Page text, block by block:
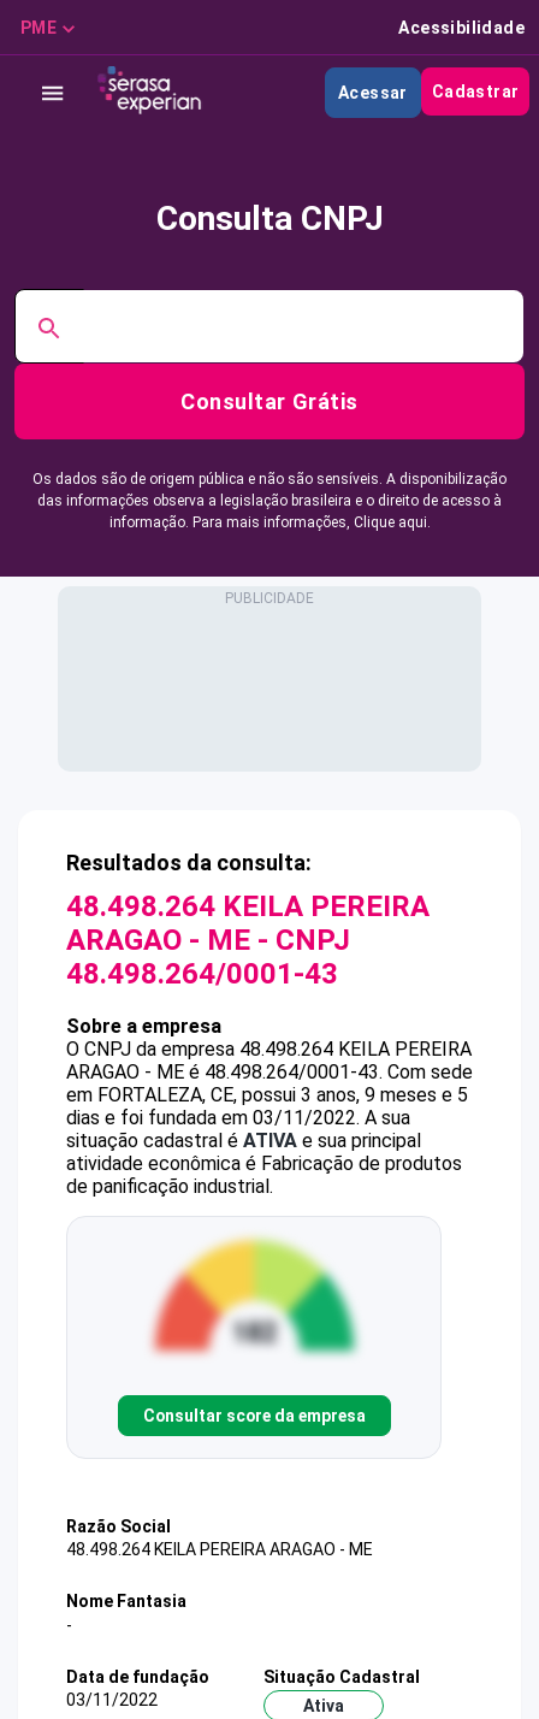
PME Acessibilidade
Acessar Cadastrar
Consulta CNPJ
Consultar Grátis
Os dados são de origem pública e não são sensíveis. A disponibilização
das informações observa a legislação brasileira e o direito de acesso à
informação. Para mais informações, Clique aqui.
Resultados da consulta:
48.498.264 KEILA PEREIRA
ARAGAO - ME - CNPJ
48.498.264/0001-43
Sobre a empresa
O CNPJ da empresa 48.498.264 KEILA PEREIRA
ARAGAO - ME é 48.498.264/0001-43. Com sede
em FORTALEZA, CE, possui 3 anos, 9 meses e 5
dias e foi fundada em 03/11/2022. A sua
situação cadastral é ATIVA e sua principal
atividade econômica é Fabricação de produtos
de panificação industrial.
Consultar score da empresa
Razão Social
48.498.264 KEILA PEREIRA ARAGAO - ME
Nome Fantasia
-
Data de fundação
03/11/2022
Situação Cadastral
Ativa